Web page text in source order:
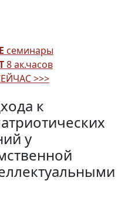
семинары
8 ак.часов
>>>
к
у